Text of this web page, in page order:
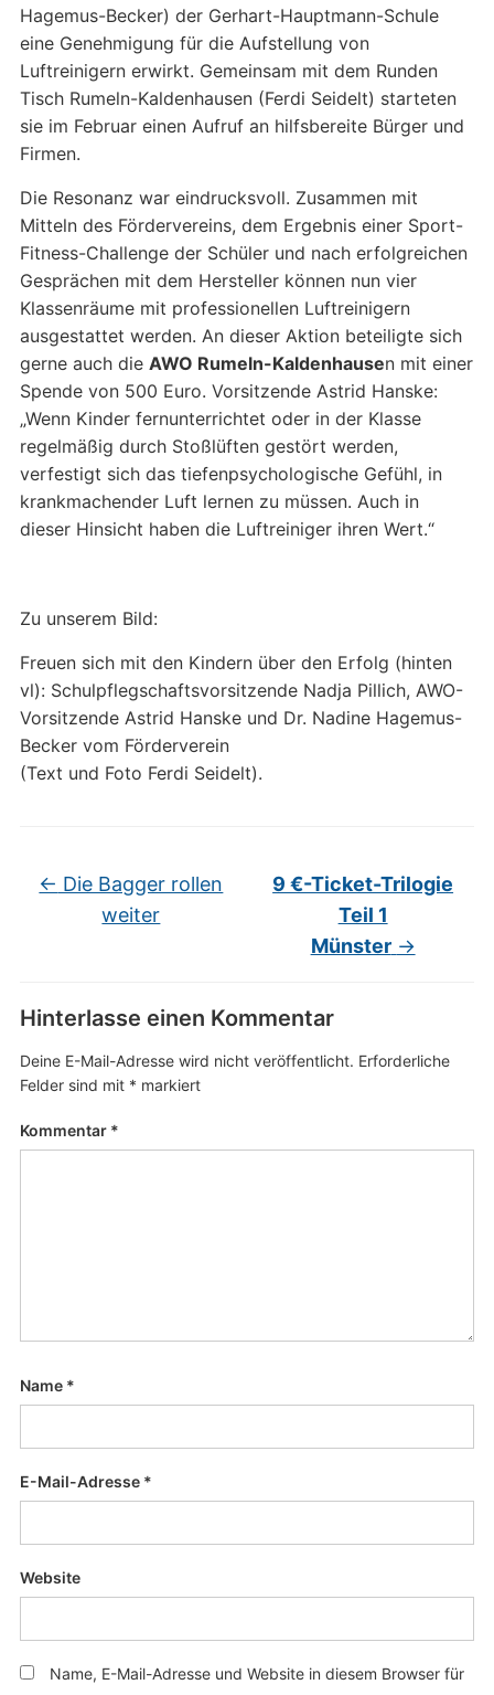
Hagemus-Becker) der Gerhart-Hauptmann-Schule
eine Genehmigung für die Aufstellung von
Luftreinigern erwirkt. Gemeinsam mit dem Runden
Tisch Rumeln-Kaldenhausen (Ferdi Seidelt) starteten
sie im Februar einen Aufruf an hilfsbereite Bürger und
Firmen.
Die Resonanz war eindrucksvoll. Zusammen mit
Mitteln des Fördervereins, dem Ergebnis einer Sport-
Fitness-Challenge der Schüler und nach erfolgreichen
Gesprächen mit dem Hersteller können nun vier
Klassenräume mit professionellen Luftreinigern
ausgestattet werden. An dieser Aktion beteiligte sich
gerne auch die AWO Rumeln-Kaldenhausen mit einer
Spende von 500 Euro. Vorsitzende Astrid Hanske:
„Wenn Kinder fernunterrichtet oder in der Klasse
regelmäßig durch Stoßlüften gestört werden,
verfestigt sich das tiefenpsychologische Gefühl, in
krankmachender Luft lernen zu müssen. Auch in
dieser Hinsicht haben die Luftreiniger ihren Wert.“
Zu unserem Bild:
Freuen sich mit den Kindern über den Erfolg (hinten
vl): Schulpflegschaftsvorsitzende Nadja Pillich, AWO-
Vorsitzende Astrid Hanske und Dr. Nadine Hagemus-
Becker vom Förderverein
(Text und Foto Ferdi Seidelt).
← Die Bagger rollen
weiter
9 €-Ticket-Trilogie
Teil 1
Münster →
Hinterlasse einen Kommentar
Deine E-Mail-Adresse wird nicht veröffentlicht. Erforderliche
Felder sind mit * markiert
Kommentar *
Name *
E-Mail-Adresse *
Website
Name, E-Mail-Adresse und Website in diesem Browser für